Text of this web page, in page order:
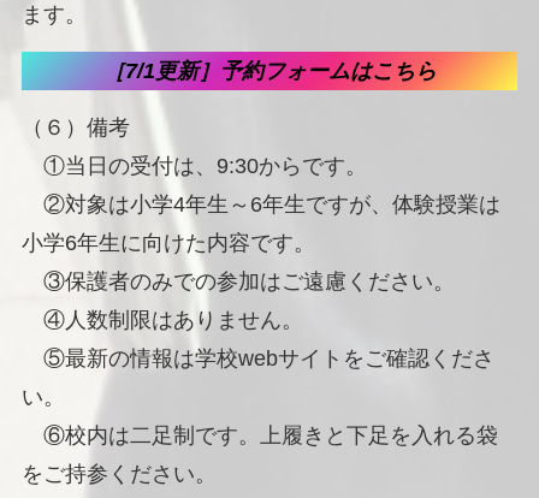
ます。
［7/1更新］予約フォームはこちら
（６）備考
①当日の受付は、9:30からです。
②対象は小学4年生～6年生ですが、体験授業は
小学6年生に向けた内容です。
③保護者のみでの参加はご遠慮ください。
④人数制限はありません。
⑤最新の情報は学校webサイトをご確認くださ
い。
⑥校内は二足制です。上履きと下足を入れる袋
をご持参ください。